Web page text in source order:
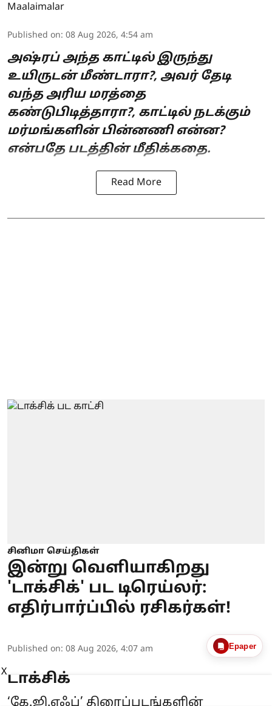
Maalaimalar
Published on: 08 Aug 2026, 4:54 am
அஷ்ரப் அந்த காட்டில் இருந்து
உயிருடன் மீண்டாரா?, அவர் தேடி
வந்த அரிய மரத்தை
கண்டுபிடித்தாரா?, காட்டில் நடக்கும்
மர்மங்களின் பின்னணி என்ன?
என்பதே படத்தின் மீதிக்கதை.
Read More
சினிமா செய்திகள்
இன்று வெளியாகிறது
'டாக்சிக்' பட டிரெய்லர்:
எதிர்பார்ப்பில் ரசிகர்கள்!
Published on: 08 Aug 2026, 4:07 am
டாக்சிக்
‘கே.ஜி.எஃப்’ திரைப்படங்களின்
Epaper
X